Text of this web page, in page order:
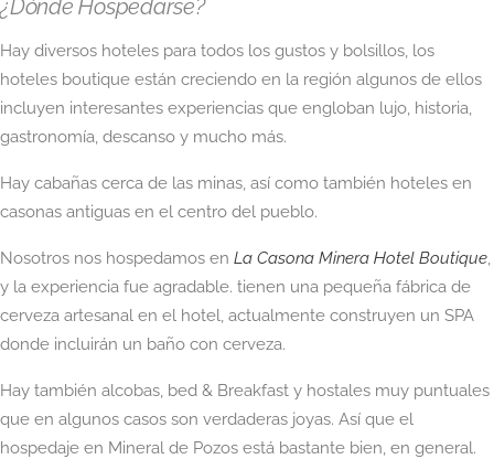
¿Dónde Hospedarse?
Hay diversos hoteles para todos los gustos y bolsillos, los
hoteles boutique están creciendo en la región algunos de ellos
incluyen interesantes experiencias que engloban lujo, historia,
gastronomía, descanso y mucho más.
Hay cabañas cerca de las minas, así como también hoteles en
casonas antiguas en el centro del pueblo.
Nosotros nos hospedamos en La Casona Minera Hotel Boutique,
y la experiencia fue agradable. tienen una pequeña fábrica de
cerveza artesanal en el hotel, actualmente construyen un SPA
donde incluirán un baño con cerveza.
Hay también alcobas, bed & Breakfast y hostales muy puntuales
que en algunos casos son verdaderas joyas. Así que el
hospedaje en Mineral de Pozos está bastante bien, en general.